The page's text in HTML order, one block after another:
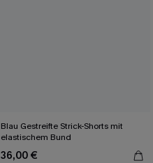
Blau Gestreifte Strick-Shorts mit
elastischem Bund
36,00 €